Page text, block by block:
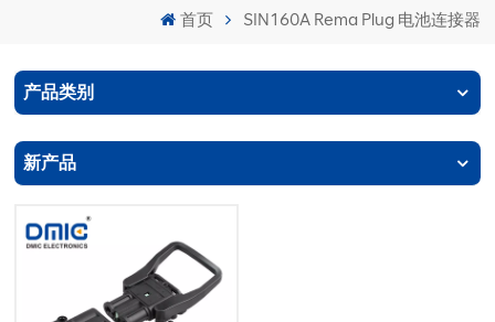
首页 SIN160A Rema Plug 电池连接器
产品类别
新产品